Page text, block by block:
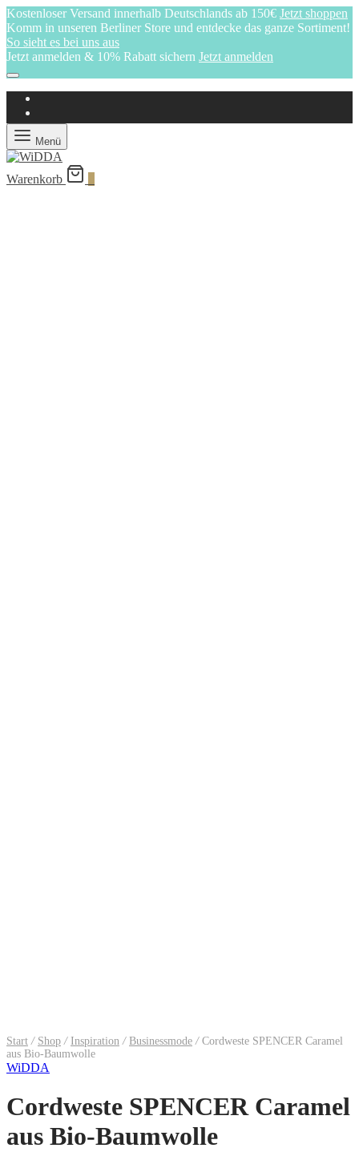
Kostenloser Versand innerhalb Deutschlands ab 150€ Jetzt shoppen
Komm in unseren Berliner Store und entdecke das ganze Sortiment!
So sieht es bei uns aus
Jetzt anmelden & 10% Rabatt sichern Jetzt anmelden
Menü
Warenkorb
Start / Shop / Inspiration / Businessmode /Cordweste SPENCER Caramel
aus Bio-Baumwolle
WiDDA
Cordweste SPENCER Caramel
aus Bio-Baumwolle